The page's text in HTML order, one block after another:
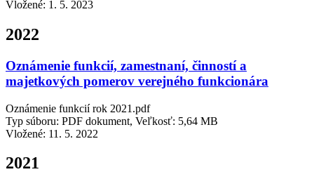
Vložené: 1. 5. 2023
2022
Oznámenie funkcií, zamestnaní, činností a
majetkových pomerov verejného funkcionára
Oznámenie funkcií rok 2021.pdf
Typ súboru: PDF dokument, Veľkosť: 5,64 MB
Vložené: 11. 5. 2022
2021